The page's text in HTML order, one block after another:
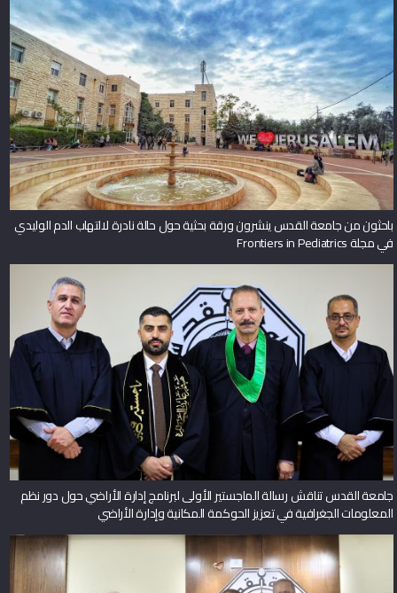
باحثون من جامعة القدس ينشرون ورقة بحثية حول حالة نادرة لالتهاب الدم الوليدي
في مجلة Frontiers in Pediatrics
جامعة القدس تناقش رسالة الماجستير الأولى لبرنامج إدارة الأراضي حول دور نظم
المعلومات الجغرافية في تعزيز الحوكمة المكانية وإدارة الأراضي